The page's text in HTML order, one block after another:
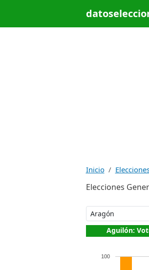
Inicio
Elecciones
Aguilón:
100